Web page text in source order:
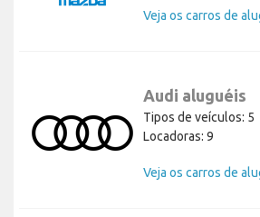
Veja os carros de
Audi aluguéis
Tipos de veículos: 5
Locadoras: 9
Veja os carros de